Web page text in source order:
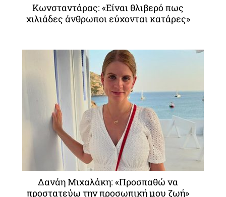
Κωνσταντάρας: «Είναι θλιβερό πως
χιλιάδες άνθρωποι εύχονται κατάρες»
Δανάη Μιχαλάκη: «Προσπαθώ να
προστατεύω την προσωπική μου ζωή»